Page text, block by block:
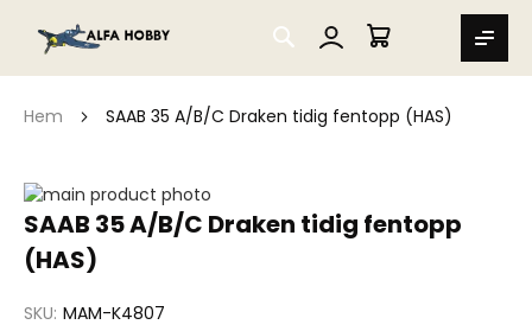
SEARCH
MIN VARUKORG
Hem SAAB 35 A/B/C Draken tidig fentopp (HAS)
SAAB 35 A/B/C Draken tidig fentopp
(HAS)
SKU MAM-K4807
Hoppa
till
slutet
av
Hoppa
till
början
bildgalleriet